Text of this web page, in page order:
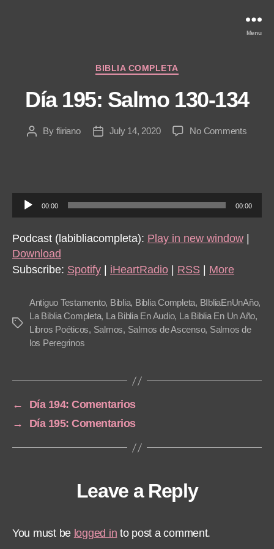
Menu
Categories
BIBLIA COMPLETA
Día 195: Salmo 130-134
PostBy fliriano
PostJuly 14, 2020 No Commentson
u
d
i
o
a
y
00:00 00:00
Podcast (labibliacompleta): Play in new window
Download
Subscribe: Spotify iHeartRadio RSS More
Tags
Antiguo Testamento, Biblia, Biblia Completa, BIbliaEnUnAño,
La Biblia Completa, La Biblia En Audio, La Biblia En Un Año,
Libros Poéticos, Salmos, Salmos de Ascenso, Salmos de
los Peregrinos
←
Día 194: Comentarios
→
Día 195: Comentarios
Leave a Reply
You must be logged in to post a comment.